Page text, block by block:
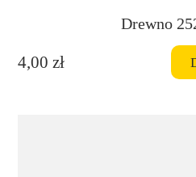
Drewno
4,00 zł